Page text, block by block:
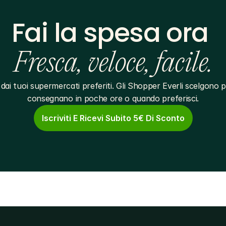
Fai la spesa ora
Fresca, veloce, facile.
tuoi supermercati preferiti. Gli Shopper Everli scelgono
consegnano in poche ore o quando preferisci.
Iscriviti E Ricevi Subito 5€ Di Sconto